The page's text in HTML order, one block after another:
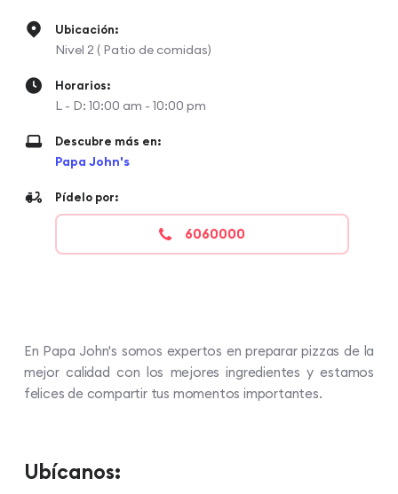
Ubicación:
Nivel 2 ( Patio de comidas)
Horarios:
L - D: 10:00 am - 10:00 pm
Descubre más en:
Papa John's
Pídelo por:
6060000
En Papa John's somos expertos en preparar pizzas de la
mejor calidad con los mejores ingredientes y estamos
felices de compartir tus momentos importantes.
Ubícanos: